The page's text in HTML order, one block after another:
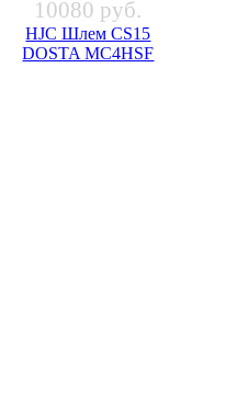
10080 руб.
HJC Шлем CS15
DOSTA MC4HSF